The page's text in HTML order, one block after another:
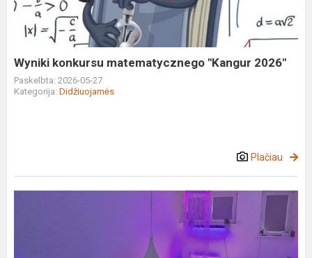
2026"
Wyniki konkursu matematycznego "Kangur 2026"
Paskelbta: 2026-05-27
Kategorija: Didžiuojamės
Plačiau